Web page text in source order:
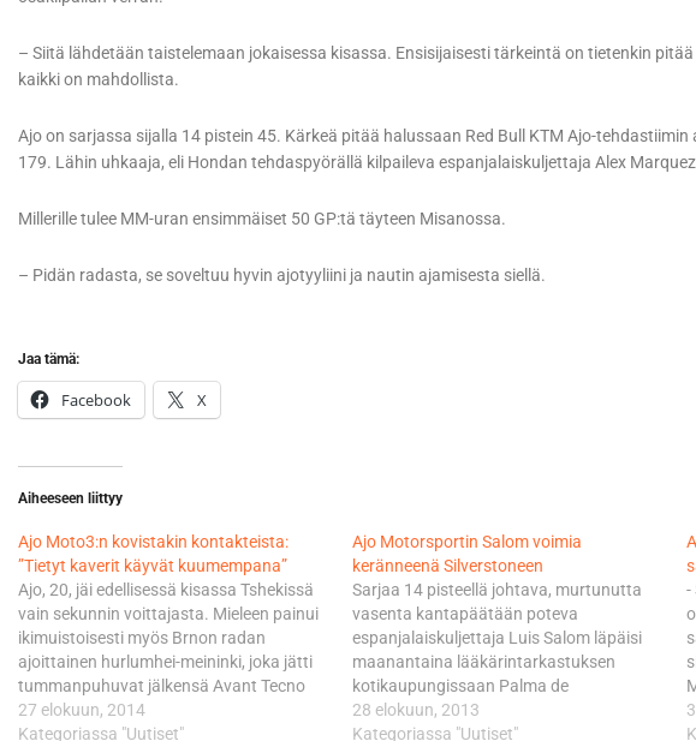
– Siitä lähdetään taistelemaan jokaisessa kisassa. Ensisijaisesti tärkeintä on tietenkin
kaikki on mahdollista.
Ajo on sarjassa sijalla 14 pistein 45. Kärkeä pitää halussaan Red Bull KTM Ajo-
179. Lähin uhkaaja, eli Hondan tehdaspyörällä kilpaileva espanjalaiskuljettaja Alex
Millerille tulee MM-uran ensimmäiset 50 GP:tä täyteen Misanossa.
– Pidän radasta, se soveltuu hyvin ajotyyliini ja nautin ajamisesta siellä.
Jaa tämä:
Facebook X
Aiheeseen liittyy
Ajo Moto3:n kovistakin kontakteista:
”Tietyt kaverit käyvät kuumempana”
Ajo, 20, jäi edellisessä kisassa Tshekissä
vain sekunnin voittajasta. Mieleen painui
ikimuistoisesti myös Brnon radan
ajoittainen hurlumhei-meininki, joka jätti
tummanpuhuvat jälkensä Avant Tecno
Husqvarna Ajo-tiimin kuljettajan
nahkapukuun. - Road racing on ehkä
27 elokuun, 2014
Kategoriassa "Uutiset"
Ajo Motorsportin Salom voimia
keränneenä Silverstoneen
Sarjaa 14 pisteellä johtava, murtunutta
vasenta kantapäätään poteva
espanjalaiskuljettaja Luis Salom läpäisi
maanantaina lääkärintarkastuksen
kotikaupungissaan Palma de
Mallorcassa ja on valmis seuraavaan
urotekoon Britannian GP:ssä.
28 elokuun, 2013
Kategoriassa "Uutiset"
-